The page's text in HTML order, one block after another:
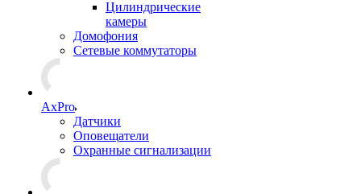
Цилиндрические
камеры
Домофония
Сетевые коммутаторы
AxPro
Датчики
Оповещатели
Охранные сигнализации